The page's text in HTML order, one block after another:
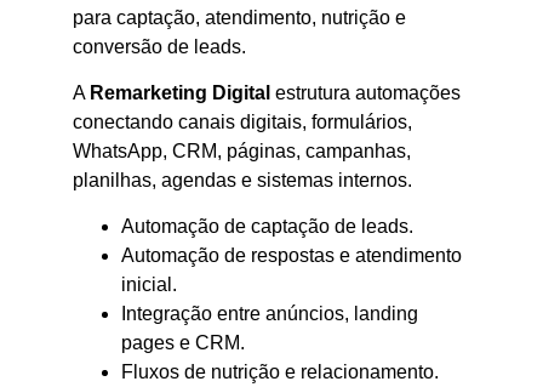
para captação, atendimento, nutrição e
conversão de leads.
A Remarketing Digital estrutura automações
conectando canais digitais, formulários,
WhatsApp, CRM, páginas, campanhas,
planilhas, agendas e sistemas internos.
Automação de captação de leads.
Automação de respostas e atendimento
inicial.
Integração entre anúncios, landing
pages e CRM.
Fluxos de nutrição e relacionamento.